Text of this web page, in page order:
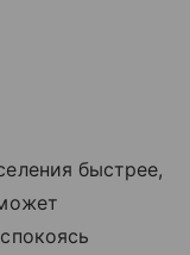
быстрее,